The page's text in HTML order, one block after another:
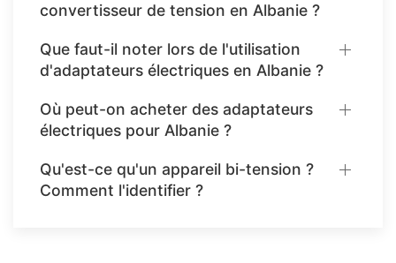
convertisseur de tension en Albanie ?
Que faut-il noter lors de l'utilisation
d'adaptateurs électriques en Albanie ?
Où peut-on acheter des adaptateurs
électriques pour Albanie ?
Qu'est-ce qu'un appareil bi-tension ?
Comment l'identifier ?